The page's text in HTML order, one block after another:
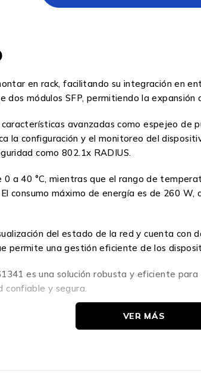
en rack, facilitando su integración en
dos módulos SFP, permitiendo la
avanzadas como espejeo de
la configuración y el monitoreo del
como 802.1x RADIUS.
a 40 °C, mientras que el rango de
consumo máximo de energía es de 260
del estado de la red y cuenta
permite una gestión eficiente de los
es una solución robusta y eficiente
confiable y segura.
VER MÁS